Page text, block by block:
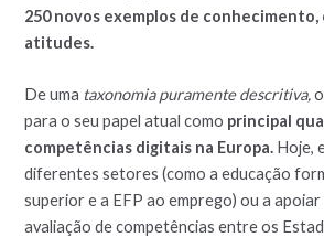
250 novos exemplos de
atitudes.
De uma taxonomia puramente descritiva,
para o seu papel atual como principal
competências digitais na Europa. Hoje,
diferentes setores (como a educação
superior e a EFP ao emprego) ou a
avaliação de competências entre os